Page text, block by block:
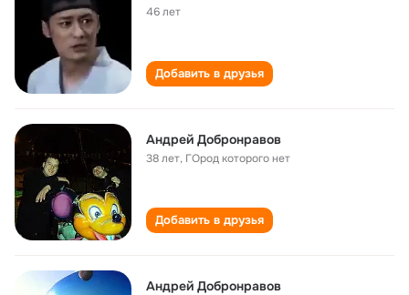
46 лет
Добавить в друзья
Андрей Добронравов
38 лет, ГОрод которого нет
Добавить в друзья
Андрей Добронравов